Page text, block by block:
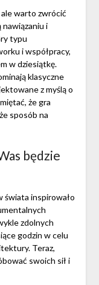
warto zwrócić
i
typu
i współpracy,
w dziesiątkę.
klasyczne
z myślą o
że gra
sposób na
będzie
świata inspirowało
zdolnych
godzin w celu
Teraz,
swoich sił i